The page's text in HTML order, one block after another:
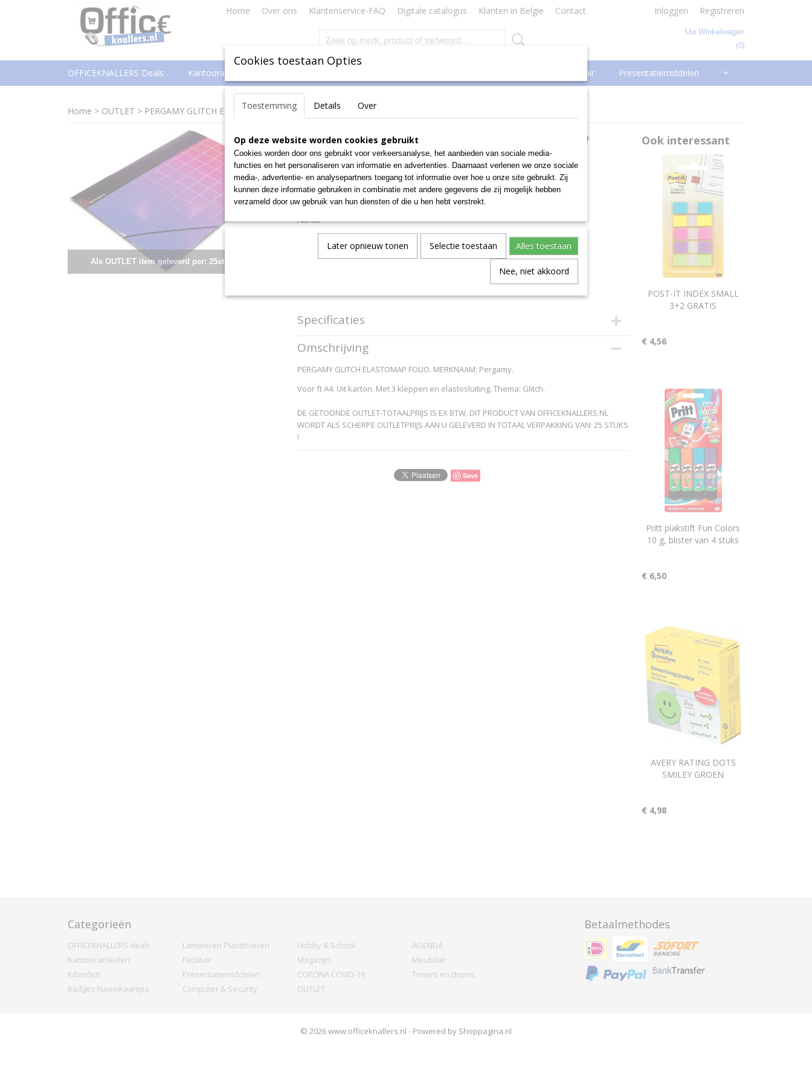
Home Over ons Klantenservice-FAQ Digitale catalogus Klanten in Belgie Contact Inloggen Registreren
Uw Winkelwagen
(0)
OFFICEKNALLERS Deals Kantoorartikelen Facilitair Presentatiemiddelen +
Home > OUTLET > PERGAMY GLITCH ELASTOMAP FOLIO (25 stuks!)
Als OUTLET item geleverd per: 25stuks totaal!
PERGAMY GLITCH ELASTOMAP
FOLIO (25 stuks!)
€ 103,48
Aantal
Specificaties
Productcode
EAN code
Productcode leverancier
Pergamy
Omschrijving
PERGAMY GLITCH ELASTOMAP FOLIO. MERKNAAM: Pergamy.
Voor ft A4. Uit karton. Met 3 kleppen en elastosluiting. Thema: Glitch.
DE GETOONDE OUTLET-TOTAALPRIJS IS EX BTW. DIT PRODUCT VAN OFFICEKNALLERS.NL
WORDT ALS SCHERPE OUTLETPRIJS AAN U GELEVERD IN TOTAAL VERPAKKING VAN: 25 STUKS
!
Save
Ook interessant
POST-IT INDEX SMALL
3+2 GRATIS
€ 4,56
Pritt plakstift Fun Colors
10 g, blister van 4 stuks
€ 6,50
AVERY RATING DOTS
SMILEY GROEN
€ 4,98
Categorieën
OFFICEKNALLERS deals
Kantoorartikelen
Inbinden
Badges Naamkaartjes
Lamineren Plastificeren
Facilitair
Presentatiemiddelen
Computer & Security
Hobby & School
Magazijn
CORONA COVID-19
OUTLET
AGENDA
Meubilair
Toners en drums
Betaalmethodes
© 2026 www.officeknallers.nl - Powered by Shoppagina.nl
Cookies toestaan Opties
Toestemming Details Over
Op deze website worden cookies gebruikt
Cookies worden door ons gebruikt voor verkeersanalyse, het aanbieden van sociale media-
functies en het personaliseren van informatie en advertenties. Daarnaast verlenen we onze sociale
media-, advertentie- en analysepartners toegang tot informatie over hoe u onze site gebruikt. Zij
kunnen deze informatie gebruiken in combinatie met andere gegevens die zij mogelijk hebben
verzameld door uw gebruik van hun diensten of die u hen hebt verstrekt.
Later opnieuw tonen Selectie toestaan Alles toestaan
Nee, niet akkoord